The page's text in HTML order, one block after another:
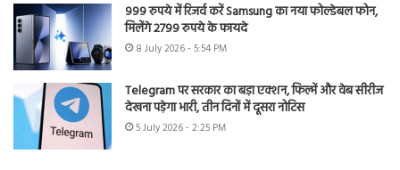
999 रुपये में रिजर्व करें Samsung का नया फोल्डेबल फोन,
मिलेंगे 2799 रुपये के फायदे
8 July 2026 - 5:54 PM
Telegram पर सरकार का बड़ा एक्शन, फिल्में और वेब सीरीज
देखना पड़ेगा भारी, तीन दिनों में दूसरा नोटिस
5 July 2026 - 2:25 PM